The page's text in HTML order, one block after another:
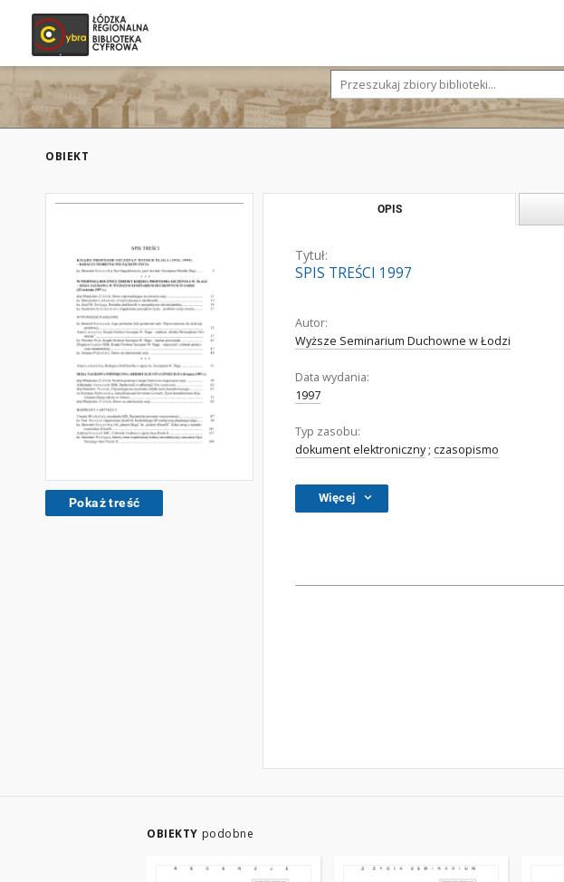
OBIEKT
Pokaż treść
OPIS
Tytuł:
SPIS TREŚCI 1997
Autor:
Wyższe Seminarium Duchowne w Łodzi
Data wydania:
1997
Typ zasobu:
dokument elektroniczny; czasopismo
Więcej
OBIEKTY podobne